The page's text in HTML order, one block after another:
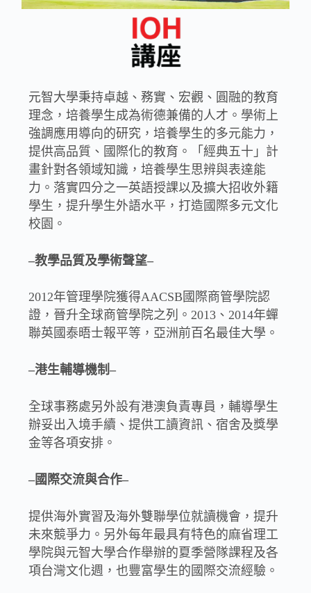
元智大學秉持卓越、務實、宏觀、圓融的教育
理念，培養學生成為術德兼備的人才。學術上
強調應用導向的研究，培養學生的多元能力，
提供高品質、國際化的教育。「經典五十」計
畫針對各領域知識，培養學生思辨與表達能
力。落實四分之一英語授課以及擴大招收外籍
學生，提升學生外語水平，打造國際多元文化
校園。
–教學品質及學術聲望–
2012年管理學院獲得AACSB國際商管學院認
證，晉升全球商管學院之列。2013、2014年蟬
聯英國泰晤士報平等，亞洲前百名最佳大學。
–港生輔導機制–
全球事務處另外設有港澳負責專員，輔導學生
辦妥出入境手續、提供工讀資訊、宿舍及獎學
金等各項安排。
–國際交流與合作–
提供海外實習及海外雙聯學位就讀機會，提升
未來競爭力。另外每年最具有特色的麻省理工
學院與元智大學合作舉辦的夏季營隊課程及各
項台灣文化週，也豐富學生的國際交流經驗。